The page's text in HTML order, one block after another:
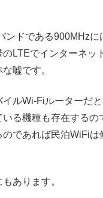
ンドである900MHzに
のLTEでインターネッ
嘘です。
ルWi-Fiルーターだ
る機種も存在するの
であれば民泊WiFiは
あります。